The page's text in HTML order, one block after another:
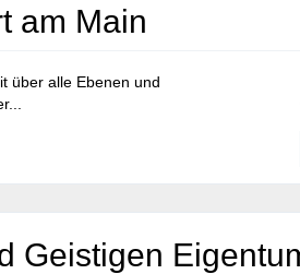
am Main
über alle Ebenen und
Geistigen